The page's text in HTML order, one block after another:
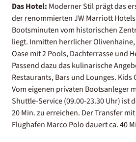
Das Hotel: Moderner Stil prägt das
der renommierten JW Marriott
Bootsminuten vom historischen
liegt. Inmitten herrlicher
Oase mit 2 Pools, Dachterrasse und
Passend dazu das kulinarische
Restaurants, Bars und Lounges. Kids
Vom eigenen privaten Bootsanleger
Shuttle-Service (09.00-23.30 Uhr) ist
20 Min. zu erreichen. Der Transfer
Flughafen Marco Polo dauert ca. 40